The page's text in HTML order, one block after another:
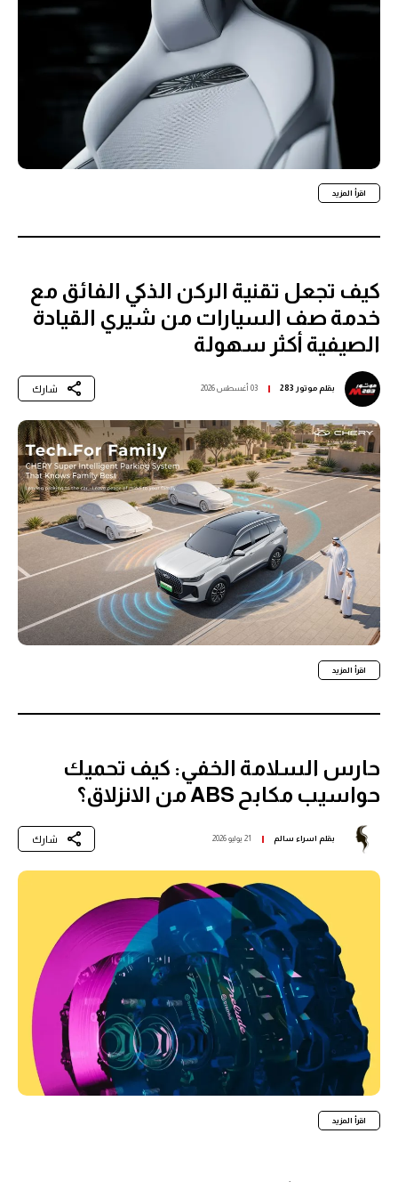
اقرأ المزيد
كيف تجعل تقنية الركن الذكي الفائق مع
خدمة صف السيارات من شيري القيادة
الصيفية أكثر سهولة
بقلمموتور 283 03 أغسطس 2026 شارك
اقرأ المزيد
حارس السلامة الخفي: كيف تحميك
حواسيب مكابح ABS من الانزلاق؟
بقلم اسراء سالم 21 يوليو 2026 شارك
اقرأ المزيد